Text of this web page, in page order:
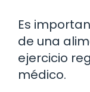
Es
de una
ejercicio
médico.